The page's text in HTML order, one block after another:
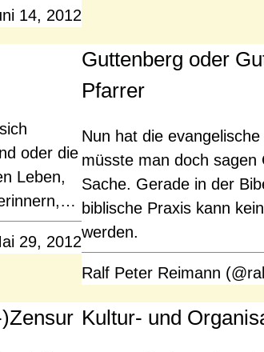
14, 2012
oder die
Leben,
29, 2012
Guttenberg oder
Pfarrer
Nun hat die
müsste man doch
Sache. Gerade in der
biblische Praxis kann
werden.
Ralf Peter Reimann
Kultur- und